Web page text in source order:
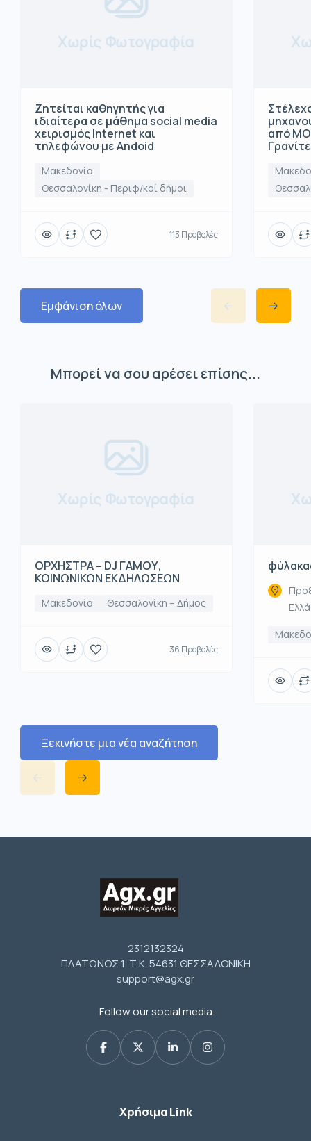
Χωρίς Φωτογραφία
Ζητείται καθηγητής για
ιδιαίτερα σε μάθημα social media
χειρισμός Internet και
τηλεφώνου με Andoid
Μακεδονία
Θεσσαλονίκη - Περιφ/κοί δήμοι
113 Προβολές
από
Εμφάνιση όλων
Μπορεί να σου αρέσει επίσης...
Χωρίς Φωτογραφία
ΟΡΧΗΣΤΡΑ – DJ ΓΑΜΟΥ,
ΚΟΙΝΩΝΙΚΩΝ ΕΚΔΗΛΩΣΕΩΝ
Μακεδονία Θεσσαλονίκη – Δήμος
36 Προβολές
Ξεκινήστε μια νέα αναζήτηση
2312132324
ΠΛΑΤΩΝΟΣ 1 Τ.Κ. 54631 ΘΕΣΣΑΛΟΝΙΚΗ
support@agx.gr
Follow our social media
Χρήσιμα Link